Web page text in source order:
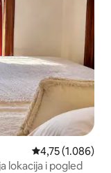
Prosječna
4,75 (1.086)
lokacija i pogled